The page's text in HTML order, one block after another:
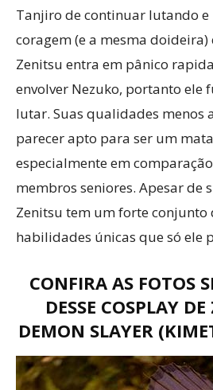
Tanjiro de continuar lutando e
coragem (e a mesma doideira)
Zenitsu entra em pânico
envolver Nezuko, portanto ele
lutar. Suas qualidades menos
parecer apto para ser um
especialmente em
membros seniores. Apesar de
Zenitsu tem um forte conjunto
habilidades únicas que só ele
CONFIRA AS FOTOS
DESSE COSPLAY
DEMON SLAYER (